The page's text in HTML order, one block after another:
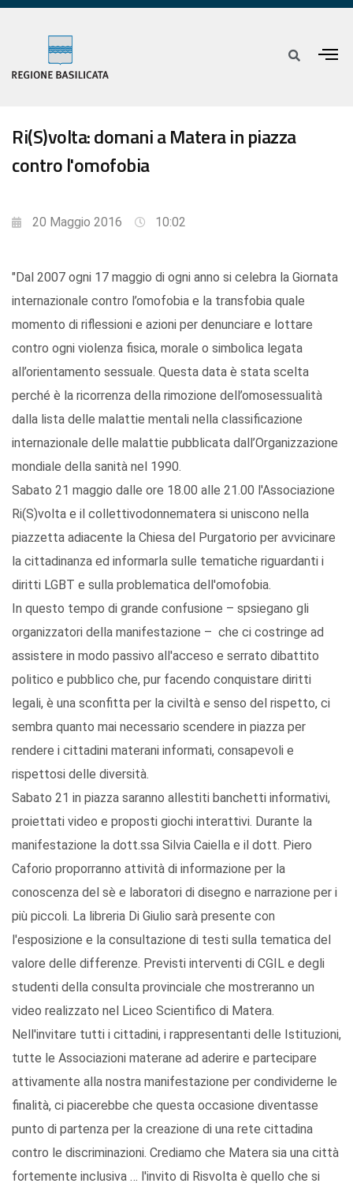
Ri(S)volta: domani a Matera in piazza
contro l'omofobia
20 Maggio 2016 10:02
"Dal 2007 ogni 17 maggio di ogni anno si celebra la Giornata
internazionale contro l’omofobia e la transfobia quale
momento di riflessioni e azioni per denunciare e lottare
contro ogni violenza fisica, morale o simbolica legata
all’orientamento sessuale. Questa data è stata scelta
perché è la ricorrenza della rimozione dell’omosessualità
dalla lista delle malattie mentali nella classificazione
internazionale delle malattie pubblicata dall’Organizzazione
mondiale della sanità nel 1990.
Sabato 21 maggio dalle ore 18.00 alle 21.00 l'Associazione
Ri(S)volta e il collettivodonnematera si uniscono nella
piazzetta adiacente la Chiesa del Purgatorio per avvicinare
la cittadinanza ed informarla sulle tematiche riguardanti i
diritti LGBT e sulla problematica dell'omofobia.
In questo tempo di grande confusione – spsiegano gli
organizzatori della manifestazione – che ci costringe ad
assistere in modo passivo all'acceso e serrato dibattito
politico e pubblico che, pur facendo conquistare diritti
legali, è una sconfitta per la civiltà e senso del rispetto, ci
sembra quanto mai necessario scendere in piazza per
rendere i cittadini materani informati, consapevoli e
rispettosi delle diversità.
Sabato 21 in piazza saranno allestiti banchetti informativi,
proiettati video e proposti giochi interattivi. Durante la
manifestazione la dott.ssa Silvia Caiella e il dott. Piero
Caforio proporranno attività di informazione per la
conoscenza del sè e laboratori di disegno e narrazione per i
più piccoli. La libreria Di Giulio sarà presente con
l'esposizione e la consultazione di testi sulla tematica del
valore delle differenze. Previsti interventi di CGIL e degli
studenti della consulta provinciale che mostreranno un
video realizzato nel Liceo Scientifico di Matera.
Nell'invitare tutti i cittadini, i rappresentanti delle Istituzioni,
tutte le Associazioni materane ad aderire e partecipare
attivamente alla nostra manifestazione per condividerne le
finalità, ci piacerebbe che questa occasione diventasse
punto di partenza per la creazione di una rete cittadina
contro le discriminazioni. Crediamo che Matera sia una città
fortemente inclusiva … l'invito di Risvolta è quello che si